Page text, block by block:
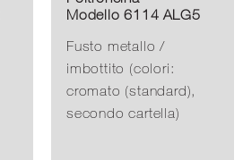
Modello 6114 ALG5
Fusto metallo /
imbottito (colori:
cromato (standard),
secondo cartella)